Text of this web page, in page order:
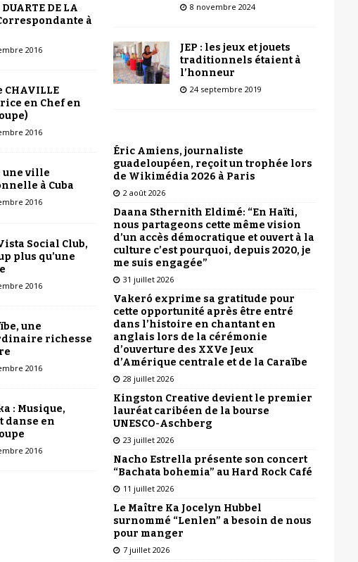
DE LA
à
2016
CHAVILLE
en Chef en
2016
une ville
à Cuba
2016
Social Club,
plus qu’une
2016
une
richesse
2016
: Musique,
danse en
2016
8 novembre 2024
JEP : les jeux et jouets
traditionnels étaient à
l’honneur
24 septembre 2019
Éric Amiens, journaliste
guadeloupéen, reçoit un trophée lors
de Wikimédia 2026 à Paris
2 août 2026
Daana Sthernith Eldimé: “En Haïti,
nous partageons cette même vision
d’un accès démocratique et ouvert à la
culture c’est pourquoi, depuis 2020, je
me suis engagée”
31 juillet 2026
Vakeró exprime sa gratitude pour
cette opportunité après être entré
dans l’histoire en chantant en
anglais lors de la cérémonie
d’ouverture des XXVe Jeux
d’Amérique centrale et de la Caraïbe
28 juillet 2026
Kingston Creative devient le premier
lauréat caribéen de la bourse
UNESCO-Aschberg
23 juillet 2026
Nacho Estrella présente son concert
“Bachata bohemia” au Hard Rock Café
11 juillet 2026
Le Maître Ka Jocelyn Hubbel
surnommé “Lenlen” a besoin de nous
pour manger
7 juillet 2026